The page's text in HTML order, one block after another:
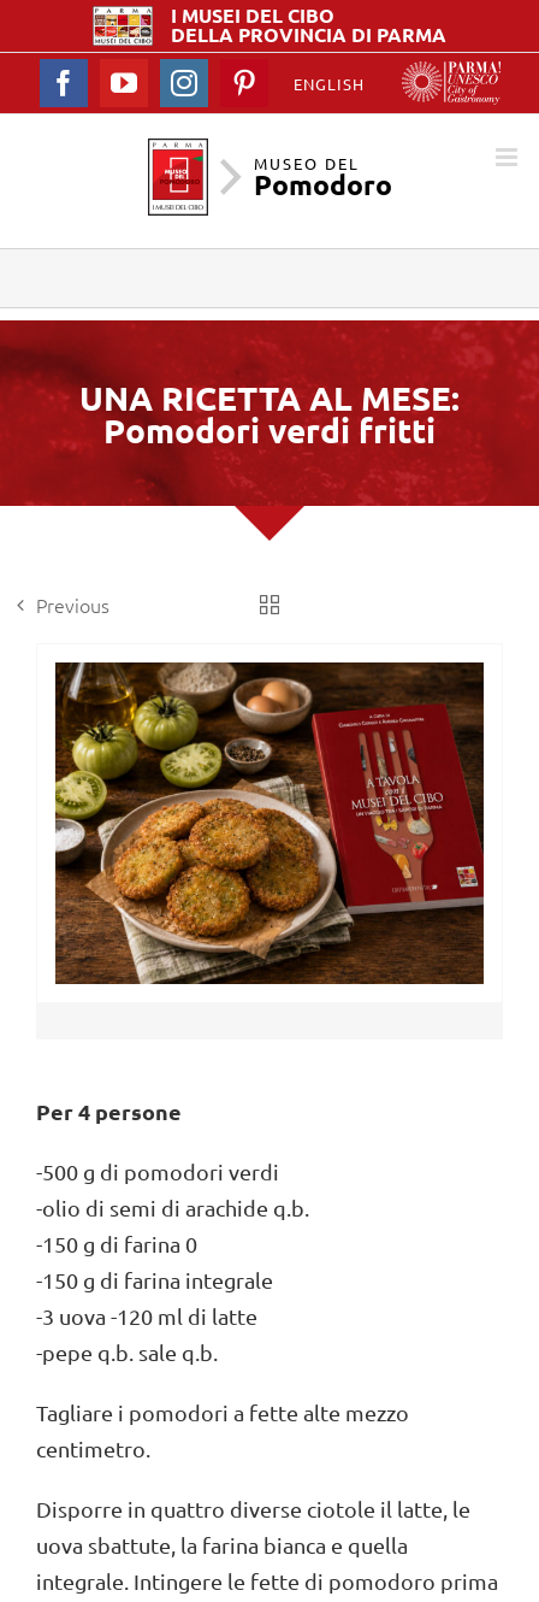
I MUSEI DELCIBO
DELLA PROVINCIA DI PARMA
ENGLISH
FacebookYouTubeInstagramPinterest
MUSEO DEL
Pomodoro
UNA RICETTA AL MESE:
Pomodori verdi fritti
Previous
View
Larger
Image
Per 4 persone
-500 g di pomodori verdi
-olio di semi di arachide q.b.
-150 g di farina 0
-150 g di farina integrale
-3 uova -120 ml di latte
-pepe q.b. sale q.b.
Tagliare i pomodori a fette alte mezzo
centimetro.
Disporre in quattro diverse ciotole il latte, le
uova sbattute, la farina bianca e quella
integrale. Intingere le fette di pomodoro prima